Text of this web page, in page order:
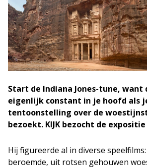
Start de Indiana Jones-tune, want
eigenlijk constant in je hoofd als
tentoonstelling over de
bezoekt. KIJK bezocht de
Hij figureerde al in diverse speelfilms:
beroemde, uit rotsen gehouwen